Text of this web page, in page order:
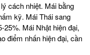
cách nhiệt. Mái bằng
kỹ. Mái Thái sang
Mái Nhật hiện đại,
điểm nhấn hiện đại, cần